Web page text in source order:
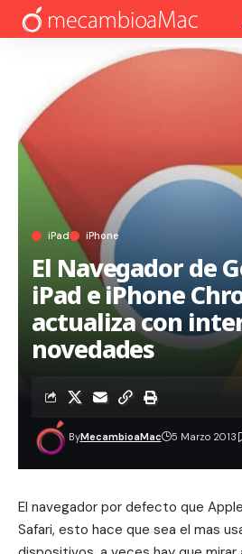
iPad iPhone
El Navegador de
iPad e iPhone
actualiza con
novedades
ByMecambioaMac 5 Marzo 2013
El navegador por defecto que
Safari, esto hace que sea el mas